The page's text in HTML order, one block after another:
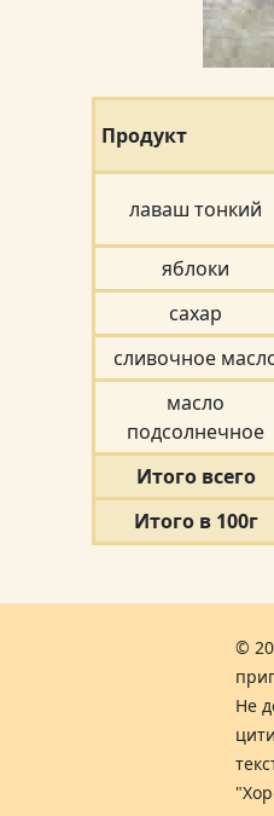
Продукт
лаваш тонкий
яблоки
сахар
сливочное
масло
подсолнечное
Итого всего
Итого в 100г
©
Не